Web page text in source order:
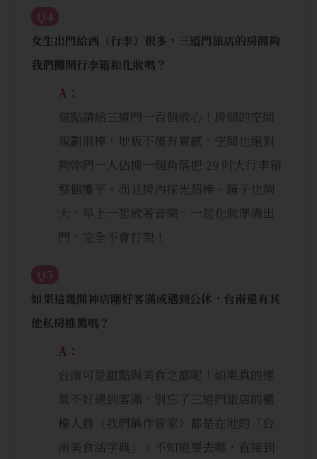
Q4
女生出門給西（行李）很多，三道門旅店的房間夠
我們攤開行李箱和化妝嗎？
A：
這點請給三道門一百個放心！房間的空間
規劃很棒，地板不僅有質感，空間也絕對
夠妳們一人佔據一個角落把 29 吋大行李箱
整個攤平。而且房內採光超棒、鏡子也夠
大，早上一起放著音樂、一起化妝準備出
門，完全不會打架！
Q5
如果這幾間神店剛好客滿或遇到公休，台南還有其
他私房推薦嗎？
A：
台南可是甜點與美食之都呢！如果真的運
氣不好遇到客滿，別忘了三道門旅店的櫃
檯人員（我們稱作管家）都是在地的「台
南美食活字典」。不知道要去哪，直接到